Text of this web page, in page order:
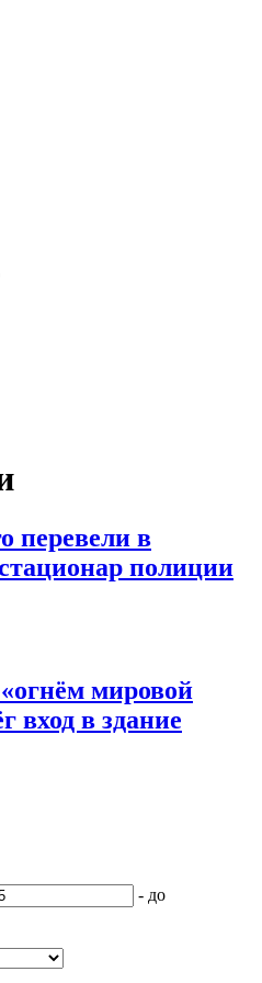
перевели в
полиции
мировой
вход в здание
- до